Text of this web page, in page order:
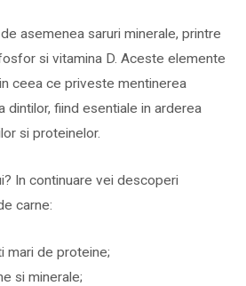
asemenea saruri minerale, printre
si vitamina D. Aceste elemente
ceea ce priveste mentinerea
dintilor, fiind esentiale in arderea
si proteinelor.
In continuare vei descoperi
carne:
mari de proteine;
si minerale;